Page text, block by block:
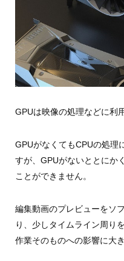
GPUは映像の処理などに利
GPUがなくてもCPUの処理
すが、GPUがないととにか
ことができません。
編集動画のプレビューをソ
り、少しタイムライン周り
作業そのものへの影響に大